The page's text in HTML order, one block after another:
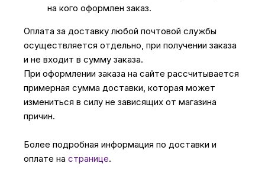
на кого оформлен заказ.
Оплата за доставку любой почтовой службы
осуществляется отдельно, при получении заказа
и не входит в сумму заказа.
При оформлении заказа на сайте рассчитывается
примерная сумма доставки, которая может
измениться в силу не зависящих от магазина
причин.
Более подробная информация по доставки и
оплате на странице.